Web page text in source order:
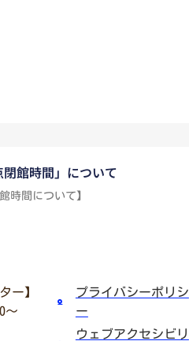
閉館時間」について
時間について】
ー】
～
プライバシーポリシ
ー
ウェブアクセシビリ